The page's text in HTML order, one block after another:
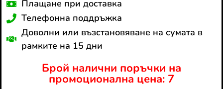
Плащане при доставка
Телефонна поддръжка
Доволни или възстановяване на сумата в
рамките на 15 дни
Брой налични поръчки на
промоционална цена: 7